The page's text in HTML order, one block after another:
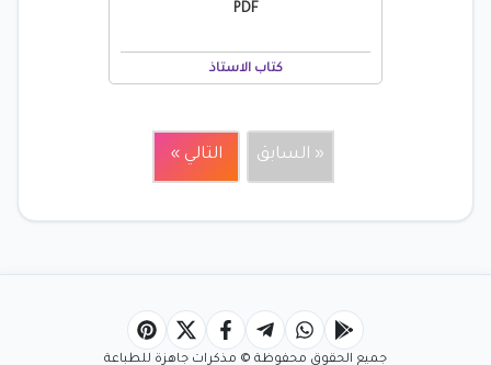
PDF
كتاب الاستاذ
« السابق التالي »
جميع الحقوق محفوظة © مذكرات جاهزة للطباعة